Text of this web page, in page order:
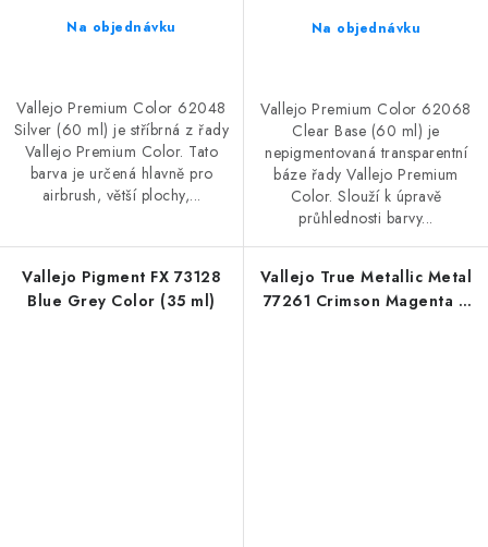
Na objednávku
Vallejo Premium Color 62048
Silver (60 ml) je stříbrná z řady
Vallejo Premium Color. Tato
barva je určená hlavně pro
airbrush, větší plochy,...
Na objednávku
Vallejo Premium Color 62068
Clear Base (60 ml) je
nepigmentovaná transparentní
báze řady Vallejo Premium
Color. Slouží k úpravě
průhlednosti barvy...
Vallejo Pigment FX 73128
Blue Grey Color (35 ml)
Vallejo True Metallic Metal
77261 Crimson Magenta 4